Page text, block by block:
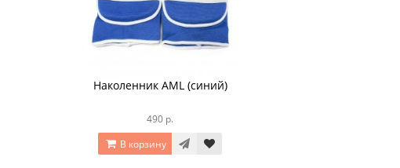
Наколенник AML (синий)
490 р.
В корзину